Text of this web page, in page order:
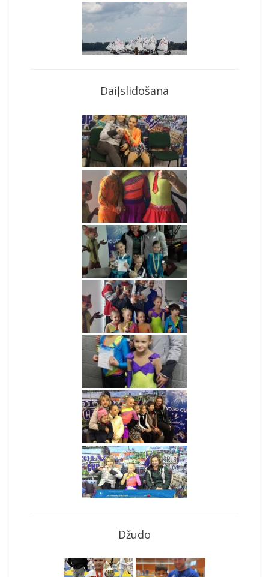
Daiļslidošana
Džudo